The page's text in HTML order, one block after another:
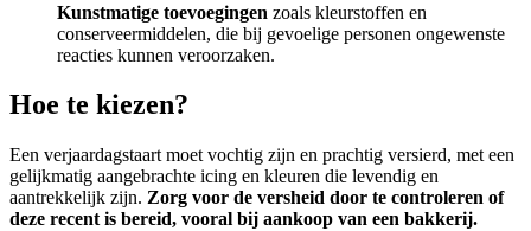
Kunstmatige toevoegingen zoals kleurstoffen en
conserveermiddelen, die bij gevoelige personen ongewenste
reacties kunnen veroorzaken.
Hoe te kiezen?
Een verjaardagstaart moet vochtig zijn en prachtig versierd, met een
gelijkmatig aangebrachte icing en kleuren die levendig en
aantrekkelijk zijn. Zorg voor de versheid door te controleren of
deze recent is bereid, vooral bij aankoop van een bakkerij.